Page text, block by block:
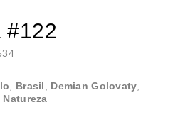
#122
Brasil Demian Golovaty
Natureza